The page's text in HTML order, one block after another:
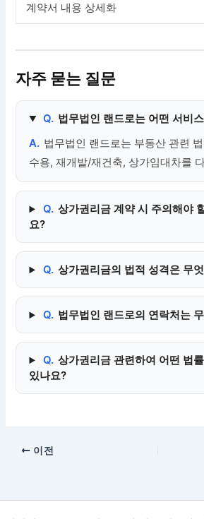
계약서 내용 상세화
자주 묻는 질문
Q. 법무법인 랜드로는 어떤 서비
A. 법무법인 랜드로는 부동산 관련
수용, 재개발/재건축, 상가임대차를
Q. 상가권리금 계약 시 주의해야
요?
Q. 상가권리금의 법적 성격은 무
Q. 법무법인 랜드로의 연락처는
Q. 상가권리금 관련하여 어떤 법
있나요?
이전